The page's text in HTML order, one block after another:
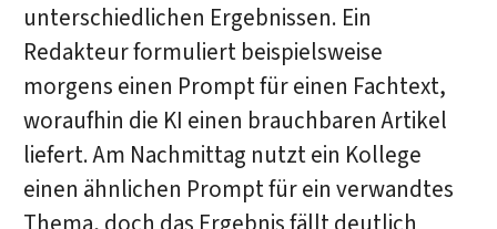
unterschiedlichen Ergebnissen. Ein
Redakteur formuliert beispielsweise
morgens einen Prompt für einen Fachtext,
woraufhin die KI einen brauchbaren Artikel
liefert. Am Nachmittag nutzt ein Kollege
einen ähnlichen Prompt für ein verwandtes